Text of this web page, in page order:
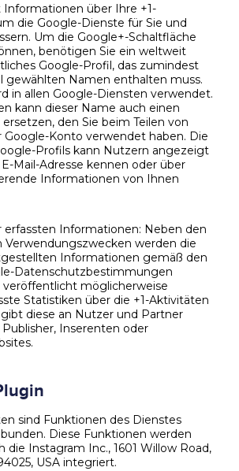
über Ihre +1-
die Google-Dienste für Sie und
Um die Google+-Schaltfläche
benötigen Sie ein weltweit
Google-Profil, das zumindest
gewählten Namen enthalten muss.
in allen Google-Diensten verwendet.
kann dieser Name auch einen
den Sie beim Teilen von
Google-Konto verwendet haben. Die
Profils kann Nutzern angezeigt
Mail-Adresse kennen oder über
Informationen von Ihnen
erfassten Informationen: Neben den
Verwendungszwecken werden die
Informationen gemäß den
Datenschutzbestimmungen
möglicherweise
Statistiken über die +1-Aktivitäten
diese an Nutzer und Partner
Inserenten oder
sind Funktionen des Dienstes
Diese Funktionen werden
die Instagram Inc., 1601 Willow Road,
USA integriert.